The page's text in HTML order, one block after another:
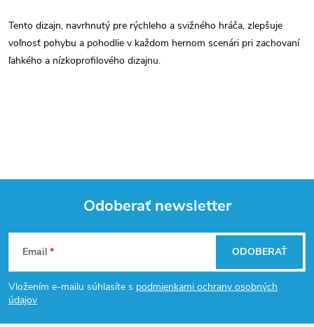
Tento dizajn, navrhnutý pre rýchleho a svižného hráča, zlepšuje
voľnosť pohybu a pohodlie v každom hernom scenári pri zachovaní
ľahkého a nízkoprofilového dizajnu.
Z
á
p
Odoberať newsletter
Email
Vložením e-mailu súhlasíte s podmienkami ochrany osobných
údajov
ODOBERAŤ